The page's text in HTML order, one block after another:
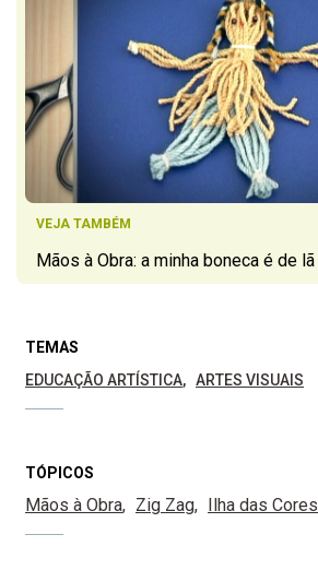
VEJA TAMBÉM
Mãos à Obra: a minha boneca é de lã
TEMAS
EDUCAÇÃO ARTÍSTICA
ARTES VISUAIS
TÓPICOS
Mãos à Obra Zig Zag Ilha das Cores